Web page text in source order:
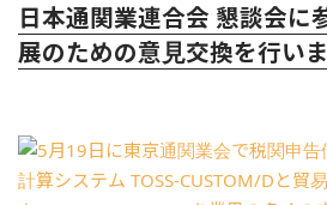
日本通関業連合会 懇談会に
展のための意見交換を行いま